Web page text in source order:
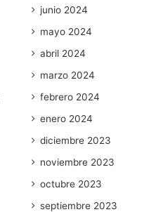
junio 2024
mayo 2024
abril 2024
marzo 2024
febrero 2024
enero 2024
diciembre 2023
noviembre 2023
octubre 2023
septiembre 2023